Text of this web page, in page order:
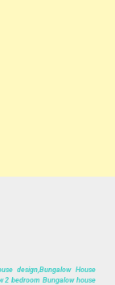
design,Bungalow House
2 bedroom Bungalow house